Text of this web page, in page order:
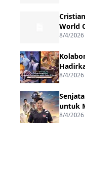
World
8/4/2026
8/4/2026
untuk
8/4/2026